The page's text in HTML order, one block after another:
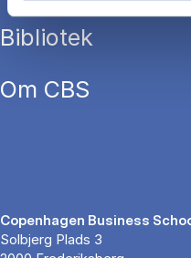
Bibliotek
Om CBS
Copenhagen Business
Solbjerg Plads 3